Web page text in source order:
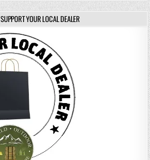
SUPPORT YOUR LOCAL DEALER